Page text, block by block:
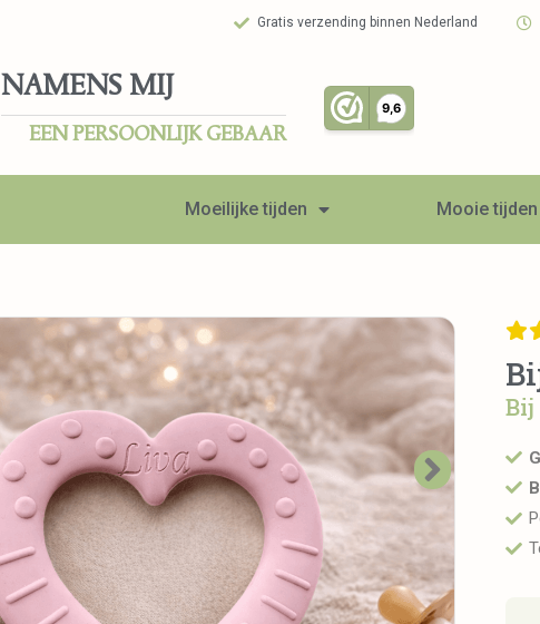
Gratis verzending binnen Nederland
NAMENS MIJ
EEN PERSOONLIJK GEBAAR
Moeilijke tijden Mooie tijden
Bij